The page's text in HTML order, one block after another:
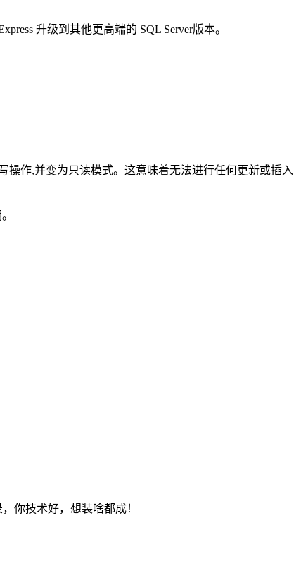
升级到其他更高端的 SQL Server版本。
操作,并变为只读模式。这意味着无法进行任何更新或插入
你技术好，想装啥都成！